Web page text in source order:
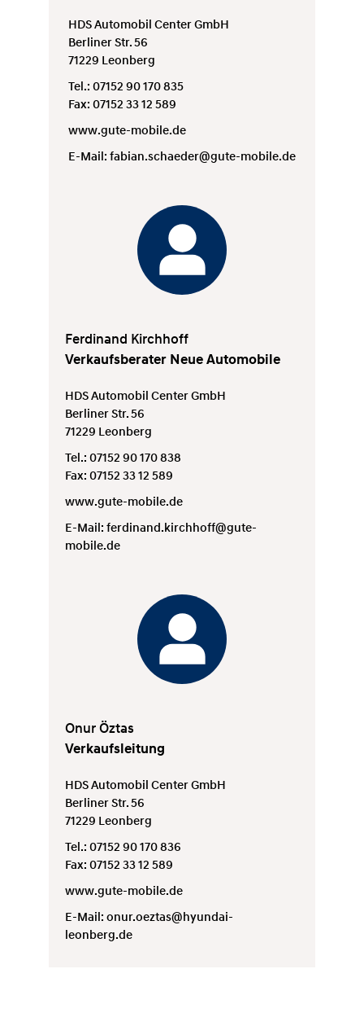
HDS Automobil Center GmbH
Berliner Str. 56
71229 Leonberg
Tel.: 07152 90 170 835
Fax: 07152 33 12 589
www.gute-mobile.de
E-Mail: fabian.schaeder@gute-mobile.de
Ferdinand Kirchhoff
Verkaufsberater Neue Automobile
HDS Automobil Center GmbH
Berliner Str. 56
71229 Leonberg
Tel.: 07152 90 170 838
Fax: 07152 33 12 589
www.gute-mobile.de
E-Mail: ferdinand.kirchhoff@gute-
mobile.de
Onur Öztas
Verkaufsleitung
HDS Automobil Center GmbH
Berliner Str. 56
71229 Leonberg
Tel.: 07152 90 170 836
Fax: 07152 33 12 589
www.gute-mobile.de
E-Mail: onur.oeztas@hyundai-
leonberg.de